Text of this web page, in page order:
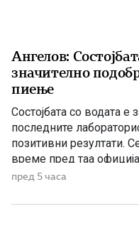
Ангелов:
значително
пиење
Состојбата со водата е
последните
позитивни резултати.
време пред таа
исправна за пиење,
дека конечната одлука
пред 5 часа